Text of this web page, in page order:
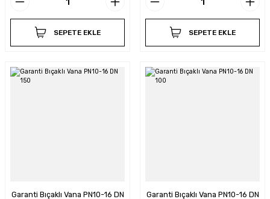
SEPETE EKLE SEPETE EKLE
Garanti Bıçaklı Vana PN10-16 DN
Garanti Bıçaklı Vana PN10-16 DN